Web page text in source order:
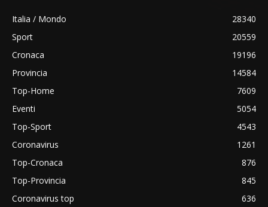
Italia / Mondo
28340
Sport
20559
Cronaca
19196
Provincia
14584
Top-Home
7609
Eventi
5054
Top-Sport
4543
Coronavirus
1261
Top-Cronaca
876
Top-Provincia
845
Coronavirus top
636